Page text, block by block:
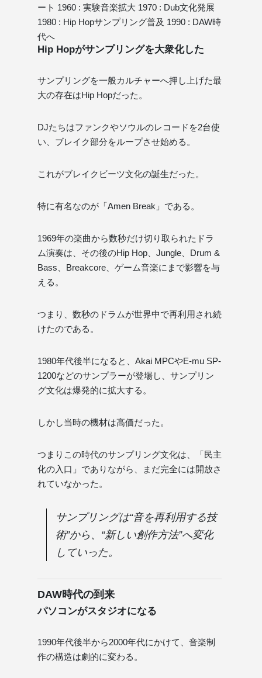
ート 1960 : 実験音楽拡大 1970 : Dub文化発展
1980 : Hip Hopサンプリング普及 1990 : DAW時
代へ
Hip Hopがサンプリングを大衆化した
サンプリングを一般カルチャーへ押し上げた最
大の存在はHip Hopだった。
DJたちはファンクやソウルのレコードを2台使
い、ブレイク部分をループさせ始める。
これがブレイクビーツ文化の誕生だった。
特に有名なのが「Amen Break」である。
1969年の楽曲から数秒だけ切り取られたドラ
ム演奏は、その後のHip Hop、Jungle、Drum &
Bass、Breakcore、ゲーム音楽にまで影響を与
える。
つまり、数秒のドラムが世界中で再利用され続
けたのである。
1980年代後半になると、Akai MPCやE-mu SP-
1200などのサンプラーが登場し、サンプリン
グ文化は爆発的に拡大する。
しかし当時の機材は高価だった。
つまりこの時代のサンプリング文化は、「民主
化の入口」でありながら、まだ完全には開放さ
れていなかった。
サンプリングは“音を再利用する技
術”から、“新しい創作方法”へ変化
していった。
DAW時代の到来
パソコンがスタジオになる
1990年代後半から2000年代にかけて、音楽制
作の構造は劇的に変わる。